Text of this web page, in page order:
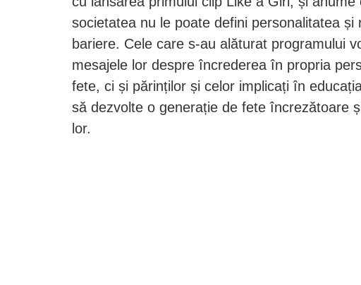
societatea nu le poate defini personalitatea și
bariere. Cele care s-au alăturat programului
mesajele lor despre încrederea în propria
fete, ci și părinților și celor implicați în
să dezvolte o generație de fete încrezătoare
lor.